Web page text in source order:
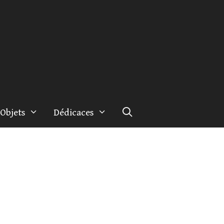
Objets Dédicaces